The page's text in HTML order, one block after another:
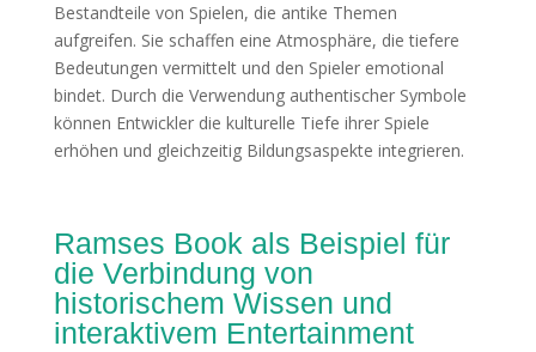
Bestandteile von Spielen, die antike Themen
aufgreifen. Sie schaffen eine Atmosphäre, die tiefere
Bedeutungen vermittelt und den Spieler emotional
bindet. Durch die Verwendung authentischer Symbole
können Entwickler die kulturelle Tiefe ihrer Spiele
erhöhen und gleichzeitig Bildungsaspekte integrieren.
Ramses Book als Beispiel für
die Verbindung von
historischem Wissen und
interaktivem Entertainment